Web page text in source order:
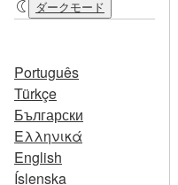
ダークモード
Português
Türkçe
Български
Ελληνικά
English
Íslenska